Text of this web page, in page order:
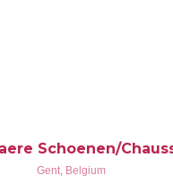
Schoenen/
Gent, Belgium